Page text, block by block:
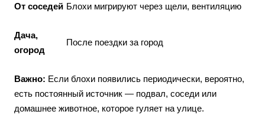
От соседей Блохи мигрируют через щели, вентиляцию
Дача,
огород
После поездки за город
Важно: Если блохи появились периодически, вероятно,
есть постоянный источник — подвал, соседи или
домашнее животное, которое гуляет на улице.